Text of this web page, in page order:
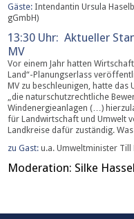
Gäste: Intendantin Ursula
gGmbH)
13:30 Uhr: Aktueller
MV
Vor einem Jahr hatten
Land“-Planungserlass
MV zu beschleunigen, hatte
„die naturschutzrechtliche
Windenergieanlagen (…)
für Landwirtschaft und Umwelt
Landkreise dafür zuständig.
zu Gast: u.a. Umweltminister Till
Moderation: Silke